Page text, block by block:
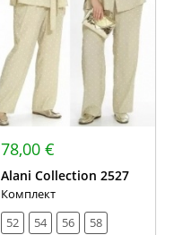
78,00 €
Alani Collection 2527
Комплект
52
54 56 58